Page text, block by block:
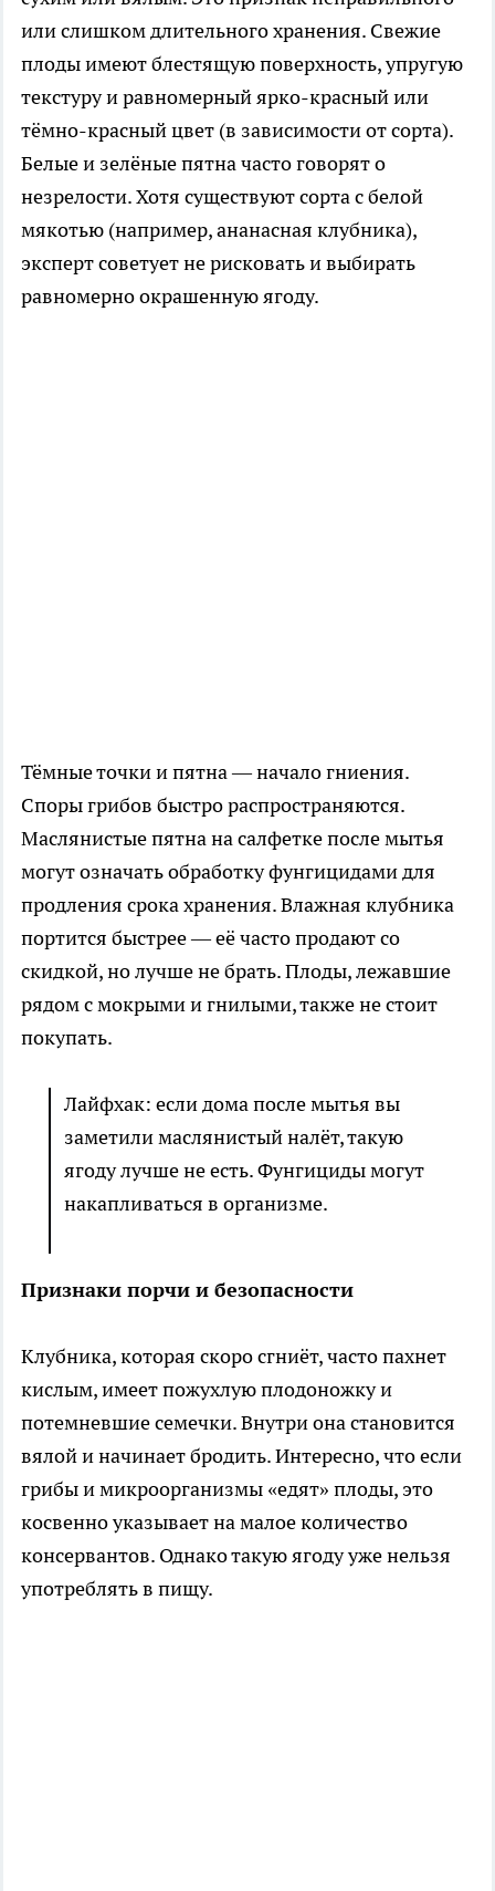
или слишком длительного хранения. Свежие
плоды имеют блестящую поверхность, упругую
текстуру и равномерный ярко-красный или
тёмно-красный цвет (в зависимости от сорта).
Белые и зелёные пятна часто говорят о
незрелости. Хотя существуют сорта с белой
мякотью (например, ананасная клубника),
эксперт советует не рисковать и выбирать
равномерно окрашенную ягоду.
Тёмные точки и пятна — начало гниения.
Споры грибов быстро распространяются.
Маслянистые пятна на салфетке после мытья
могут означать обработку фунгицидами для
продления срока хранения. Влажная клубника
портится быстрее — её часто продают со
скидкой, но лучше не брать. Плоды, лежавшие
рядом с мокрыми и гнилыми, также не стоит
покупать.
Лайфхак: если дома после мытья вы
заметили маслянистый налёт, такую
ягоду лучше не есть. Фунгициды могут
накапливаться в организме.
Признаки порчи и безопасности
Клубника, которая скоро сгниёт, часто пахнет
кислым, имеет пожухлую плодоножку и
потемневшие семечки. Внутри она становится
вялой и начинает бродить. Интересно, что если
грибы и микроорганизмы «едят» плоды, это
косвенно указывает на малое количество
консервантов. Однако такую ягоду уже нельзя
употреблять в пищу.